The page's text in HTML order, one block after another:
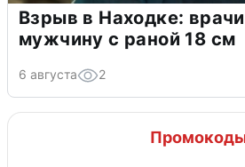
Взрыв в Находке:
мужчину с раной 18 см
6 августа 2